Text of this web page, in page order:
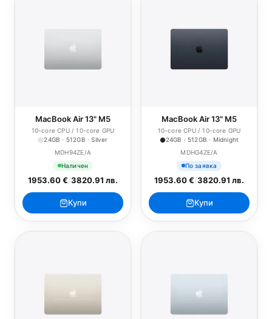
MacBook Air 13" M5
10-core CPU / 10-core GPU
24GB · 512GB · Silver
MDH94ZE/A
Наличен
1953.60 €/3820.91 лв.
Купи
MacBook Air 13" M5
10-core CPU / 10-core GPU
24GB · 512GB · Midnight
MDHG4ZE/A
По заявка
1953.60 €/3820.91 лв.
Купи